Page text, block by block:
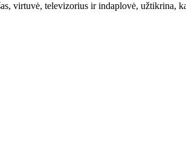
virtuvė, televizorius ir indaplovė, užtikrina,